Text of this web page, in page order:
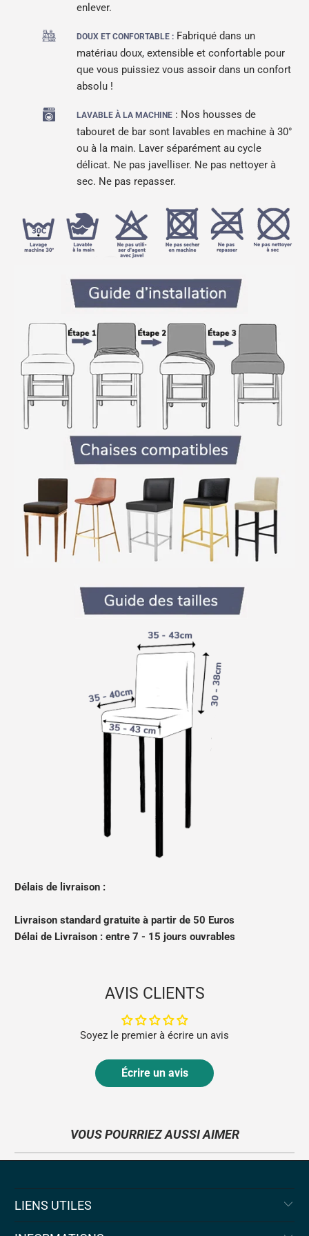
enlever.
DOUX ET CONFORTABLE : Fabriqué dans un
matériau doux, extensible et confortable pour
que vous puissiez vous assoir dans un confort
absolu !
LAVABLE À LA MACHINE : Nos housses de
tabouret de bar sont lavables en machine à 30°
ou à la main. Laver séparément au cycle
délicat. Ne pas javelliser. Ne pas nettoyer à
sec. Ne pas repasser.
Délais de livraison :
Livraison standard gratuite à partir de 50 Euros
Délai de Livraison : entre 7 - 15 jours ouvrables
AVIS CLIENTS
Soyez le premier à écrire un avis
Écrire un avis
VOUS POURRIEZ AUSSI AIMER
LIENS UTILES